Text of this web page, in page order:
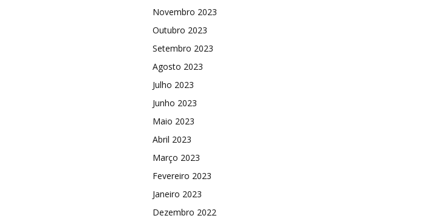
Novembro 2023
Outubro 2023
Setembro 2023
Agosto 2023
Julho 2023
Junho 2023
Maio 2023
Abril 2023
Março 2023
Fevereiro 2023
Janeiro 2023
Dezembro 2022